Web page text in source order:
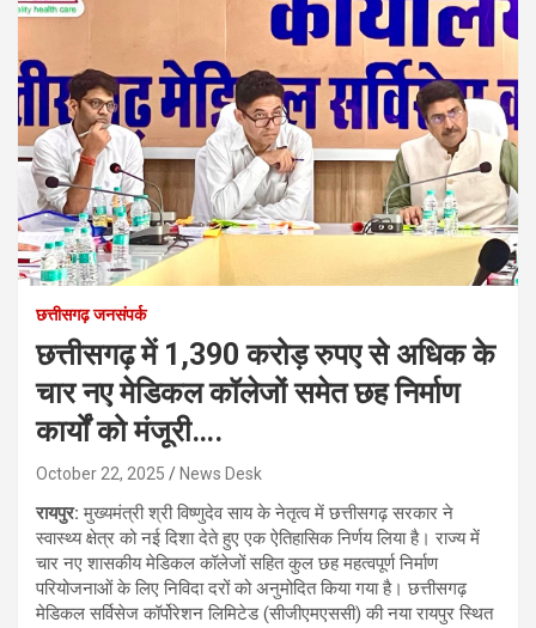
छत्तीसगढ़ जनसंपर्क
छत्तीसगढ़ में 1,390 करोड़ रुपए से अधिक के
चार नए मेडिकल कॉलेजों समेत छह निर्माण
कार्यों को मंजूरी….
October 22, 2025 News Desk
रायपुर:मुख्यमंत्री श्री विष्णुदेव साय के नेतृत्व में छत्तीसगढ़ सरकार ने
स्वास्थ्य क्षेत्र को नई दिशा देते हुए एक ऐतिहासिक निर्णय लिया है। राज्य में
चार नए शासकीय मेडिकल कॉलेजों सहित कुल छह महत्वपूर्ण निर्माण
परियोजनाओं के लिए निविदा दरों को अनुमोदित किया गया है। छत्तीसगढ़
मेडिकल सर्विसेज कॉर्पोरेशन लिमिटेड (सीजीएमएससी) की नया रायपुर स्थित